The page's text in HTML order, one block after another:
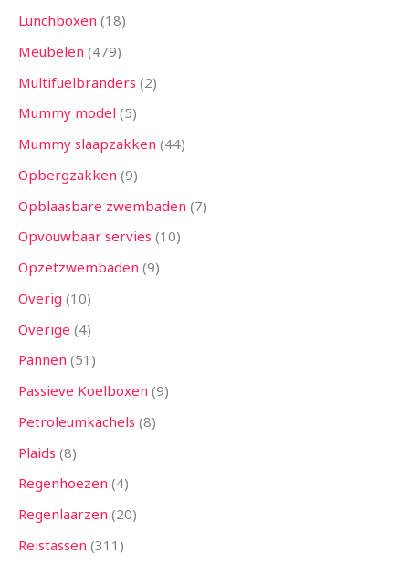
Lunchboxen 18
Meubelen 479
Multifuelbranders 2
Mummy model 5
Mummy slaapzakken 44
Opbergzakken 9
Opblaasbare zwembaden 7
Opvouwbaar servies 10
Opzetzwembaden 9
Overig 10
Overige 4
Pannen 51
Passieve Koelboxen 9
Petroleumkachels 8
Plaids 8
Regenhoezen 4
Regenlaarzen 20
Reistassen 311